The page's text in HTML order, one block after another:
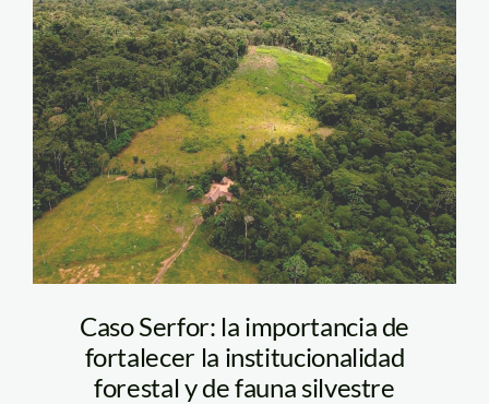
Sierra del
Caso Serfor: la importancia de
fortalecer la institucionalidad
forestal y de fauna silvestre